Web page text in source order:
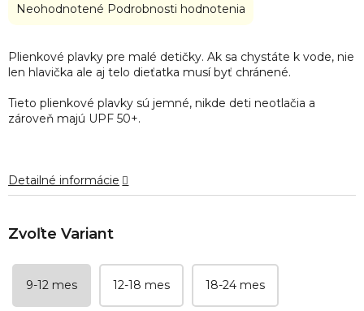
9-12 mes 12-18 mes 18-24 mes
Plienkové plavky pre malé detičky. Ak sa chystáte k vode, nie
len hlavička ale aj telo dieťatka musí byť chránené.
Tieto plienkové plavky sú jemné, nikde deti neotlačia a
zároveň majú UPF 50+.
Detailné informácie
Priemerné
je
0,0
5
hviezdičiek.
Neohodnotené Podrobnosti hodnotenia